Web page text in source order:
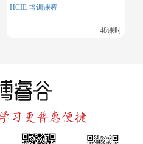
HCIE 培训课程
48课时